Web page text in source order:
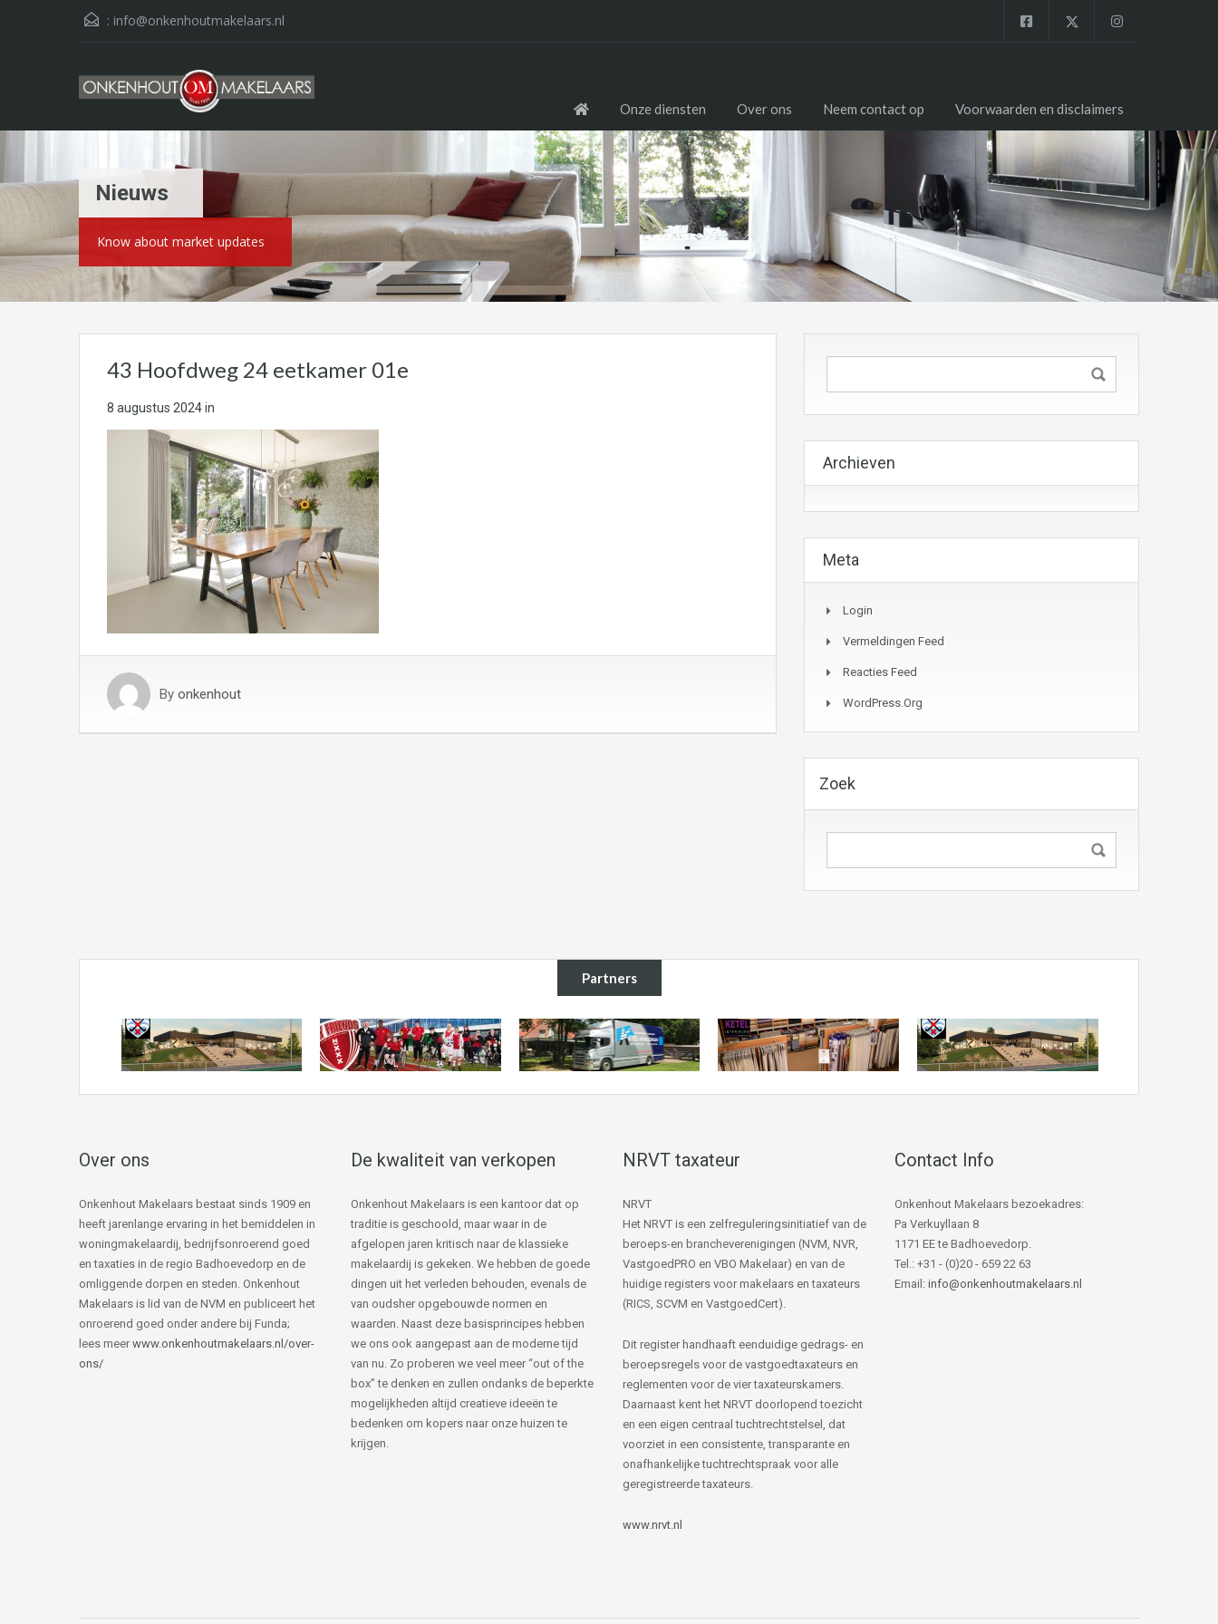
: info@onkenhoutmakelaars.nl
Onze diensten Over ons Neem contact op Voorwaarden en disclaimers
Nieuws
Know about market updates
43 Hoofdweg 24 eetkamer 01e
8 augustus 2024in
By onkenhout
Archieven
Meta
Login
Vermeldingen Feed
Reacties Feed
WordPress.org
Zoek
Partners
Over ons
Onkenhout Makelaars bestaat sinds 1909 en
heeft jarenlange ervaring in het bemiddelen in
woningmakelaardij, bedrijfsonroerend goed
en taxaties in de regio Badhoevedorp en de
omliggende dorpen en steden. Onkenhout
Makelaars is lid van de NVM en publiceert het
onroerend goed onder andere bij Funda;
lees meer www.onkenhoutmakelaars.nl/over-
ons/
De kwaliteit van verkopen
Onkenhout Makelaars is een kantoor dat op
traditie is geschoold, maar waar in de
afgelopen jaren kritisch naar de klassieke
makelaardij is gekeken. We hebben de goede
dingen uit het verleden behouden, evenals de
van oudsher opgebouwde normen en
waarden. Naast deze basisprincipes hebben
we ons ook aangepast aan de moderne tijd
van nu. Zo proberen we veel meer “out of the
box” te denken en zullen ondanks de beperkte
mogelijkheden altijd creatieve ideeën te
bedenken om kopers naar onze huizen te
krijgen.
NRVT taxateur
NRVT
Het NRVT is een zelfreguleringsinitiatief van de
beroeps-en brancheverenigingen (NVM, NVR,
VastgoedPRO en VBO Makelaar) en van de
huidige registers voor makelaars en taxateurs
(RICS, SCVM en VastgoedCert).
Dit register handhaaft eenduidige gedrags- en
beroepsregels voor de vastgoedtaxateurs en
reglementen voor de vier taxateurskamers.
Daarnaast kent het NRVT doorlopend toezicht
en een eigen centraal tuchtrechtstelsel, dat
voorziet in een consistente, transparante en
onafhankelijke tuchtrechtspraak voor alle
geregistreerde taxateurs.
www.nrvt.nl
Contact Info
Onkenhout Makelaars bezoekadres:
Pa Verkuyllaan 8
1171 EE te Badhoevedorp.
Tel.: +31 - (0)20 - 659 22 63
Email: info@onkenhoutmakelaars.nl